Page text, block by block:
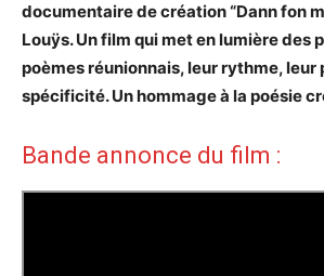
documentaire de création “Dann fon
Louÿs. Un film qui met en lumière des
poèmes réunionnais, leur rythme, leur
spécificité. Un hommage à la poésie
Bande annonce du film :